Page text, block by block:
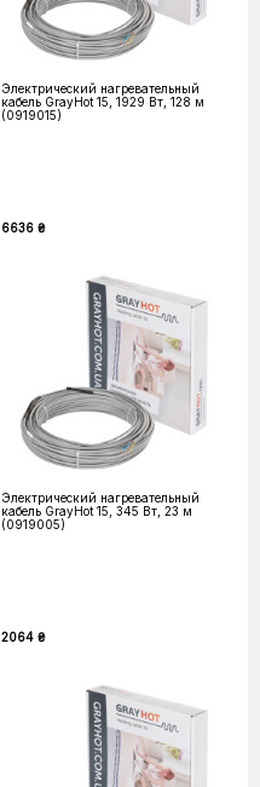
Электрический нагревательный
кабель GrayHot 15, 1929 Вт, 128 м
(0919015)
6636 ₴
Электрический нагревательный
кабель GrayHot 15, 345 Вт, 23 м
(0919005)
2064 ₴